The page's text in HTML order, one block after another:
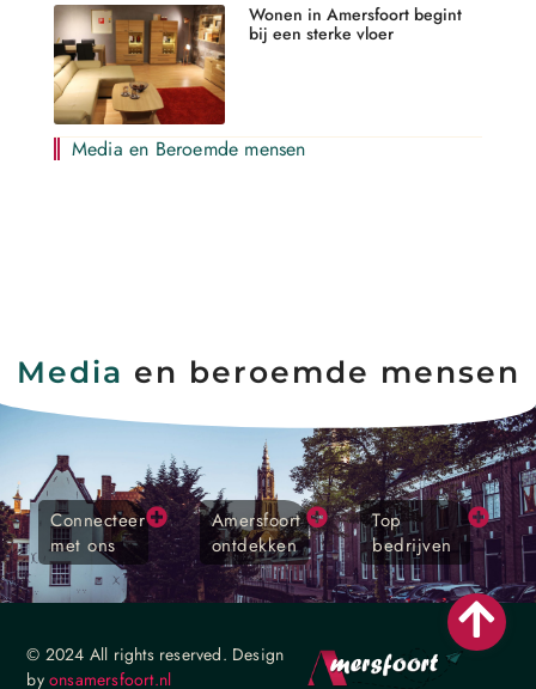
Wonen in Amersfoort begint
bij een sterke vloer
Media en Beroemde mensen
Media en beroemde mensen
Connecteer
met ons
Amersfoort
ontdekken
Top
bedrijven
© 2024 All rights reserved. Design
by onsamersfoort.nl